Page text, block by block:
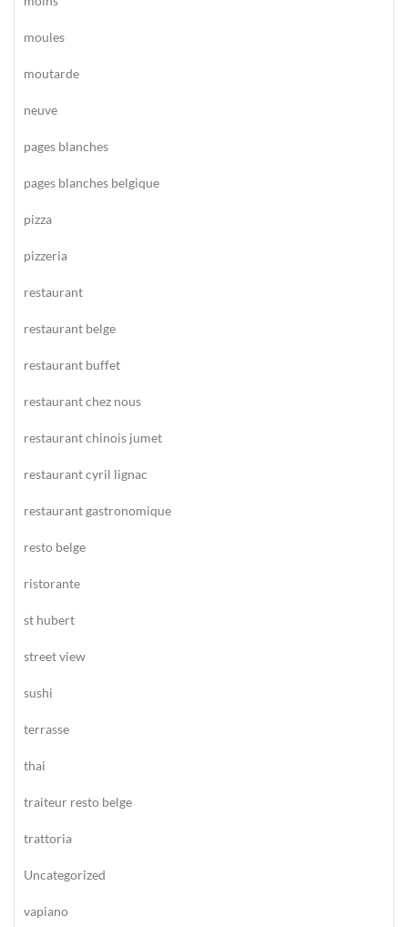
moules
moutarde
neuve
pages blanches
pages blanches belgique
pizza
pizzeria
restaurant
restaurant belge
restaurant buffet
restaurant chez nous
restaurant chinois jumet
restaurant cyril lignac
restaurant gastronomique
resto belge
ristorante
st hubert
street view
sushi
terrasse
thai
traiteur resto belge
trattoria
Uncategorized
vapiano